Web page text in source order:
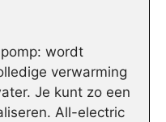
wordt
verwarming
Je kunt zo een
All-electric